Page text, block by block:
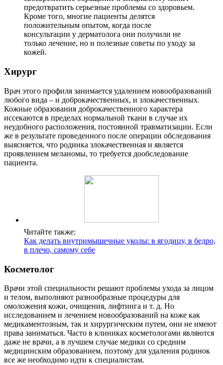
предотвратить серьезные проблемы со здоровьем.
Кроме того, многие пациенты делятся
положительным опытом, когда после
консультации у дерматолога они получили не
только лечение, но и полезные советы по уходу за
кожей.
Хирург
Врач этого профиля занимается удалением новообразований
любого вида – и доброкачественных, и злокачественных.
Кожные образования доброкачественного характера
иссекаются в пределах нормальной ткани в случае их
неудобного расположения, постоянной травматизации. Если
же в результате проведенного после операции обследования
выясняется, что родинка злокачественная и является
проявлением меланомы, то требуется дообследование
пациента.
Читайте также:
Как делать внутримышечные уколы: в ягодицу, в бедро,
в плечо, самому себе
Косметолог
Врачи этой специальности решают проблемы ухода за лицом
и телом, выполняют разнообразные процедуры для
омоложения кожи, очищения, лифтинга и т. д. Но
исследованием и лечением новообразований на коже как
медикаментозным, так и хирургическим путем, они не имеют
права заниматься. Часто в клиниках косметологами являются
даже не врачи, а в лучшем случае медики со средним
медицинским образованием, поэтому для удаления родинок
все же необходимо идти к специалистам.